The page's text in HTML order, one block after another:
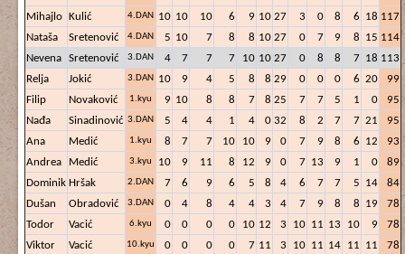
Mihajlo Kulić 4.DAN 10 10 10 6 9 10 27 3 0 8 6 18 117
Nataša
Sretenović 4.DAN 5 10 7 8 8 10 27 0 7 9 8 15 114
Nevena
Sretenović 3.DAN 4 7 7 7 10 10 27 0 8 8 7 18 113
Relja
Jokić 3.DAN 10 9 4 5 8 8 29 0 0 0 6 20
99
Filip
Novaković 1.kyu 9 10 8 8 7 8 25 7 7 5 1 0
95
Nađa
Sinadinović 3.DAN 5 4 4 1 4 0 32 8 2 7 7 21
95
Ana
Medić 1.kyu 8 7 7 10 10 9 0 7 9 8 6 12
93
Andrea
Medić 3.kyu 10 9 11 8 12 9 0 7 13 9 1 0
89
Dominik Hršak 2.DAN 7 6 9 6 5 8 4 6 7 7 5 14
84
Dušan
Obradović 3.DAN 0 4 8 4 4 3 4 7 9 8 8 19
78
Todor
Vacić 6.kyu 0 0 0 0 10 12 3 10 11 13 10 9
78
Viktor
Vacić 10.kyu 0 0 0 0 7 11 3 10 11 14 11 11
78